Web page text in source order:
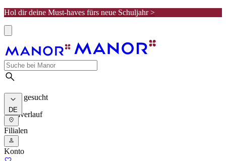
Hol dir deine Must-haves fürs neue Schuljahr >
Meist gesucht
Suchverlauf
DE
Filialen
Konto